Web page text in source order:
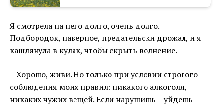
Я смотрела на него долго, очень долго.
Подбородок, наверное, предательски дрожал, и я
кашлянула в кулак, чтобы скрыть волнение.
– Хорошо, живи. Но только при условии строгого
соблюдения моих правил: никакого алкоголя,
никаких чужих вещей. Если нарушишь – уйдешь